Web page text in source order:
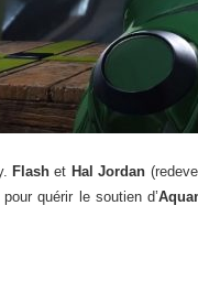
Flash et Hal Jordan
quérir le soutien d’